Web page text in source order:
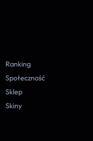
Ranking
Społeczność
Sklep
Skiny